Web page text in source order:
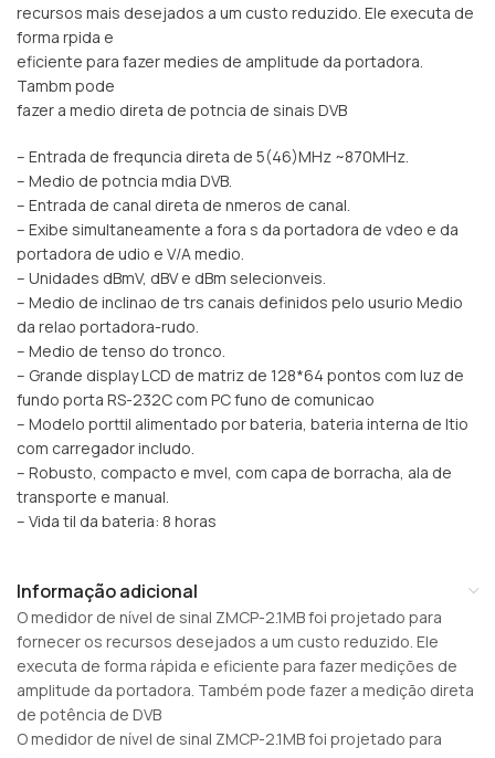
recursos mais desejados a um custo reduzido. Ele executa de
forma rpida e
eficiente para fazer medies de amplitude da portadora.
Tambm pode
fazer a medio direta de potncia de sinais DVB
– Entrada de frequncia direta de 5(46)MHz ~870MHz.
– Medio de potncia mdia DVB.
– Entrada de canal direta de nmeros de canal.
– Exibe simultaneamente a fora s da portadora de vdeo e da
portadora de udio e V/A medio.
– Unidades dBmV, dBV e dBm selecionveis.
– Medio de inclinao de trs canais definidos pelo usurio Medio
da relao portadora-rudo.
– Medio de tenso do tronco.
– Grande display LCD de matriz de 128*64 pontos com luz de
fundo porta RS-232C com PC funo de comunicao
– Modelo porttil alimentado por bateria, bateria interna de ltio
com carregador includo.
– Robusto, compacto e mvel, com capa de borracha, ala de
transporte e manual.
– Vida til da bateria: 8 horas
Informação adicional
O medidor de nível de sinal ZMCP-2.1MB foi projetado para
fornecer os recursos desejados a um custo reduzido. Ele
executa de forma rápida e eficiente para fazer medições de
amplitude da portadora. Também pode fazer a medição direta
de potência de DVB
O medidor de nível de sinal ZMCP-2.1MB foi projetado para